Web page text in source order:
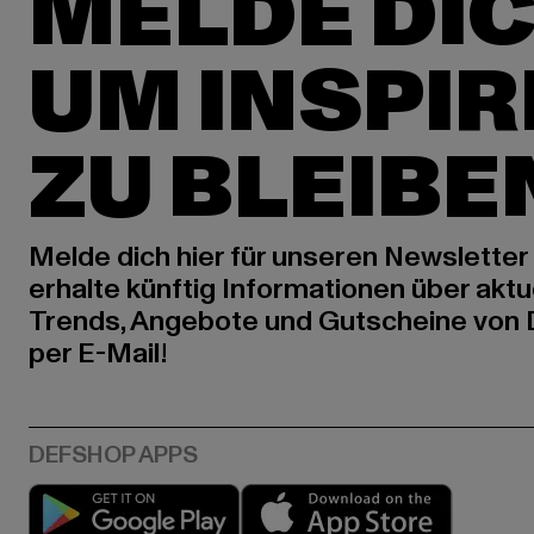
UM
ZU
Melde dich hier für unseren Newsletter
erhalte künftig Informationen über
Trends, Angebote und Gutscheine von
per E-Mail!
Play market